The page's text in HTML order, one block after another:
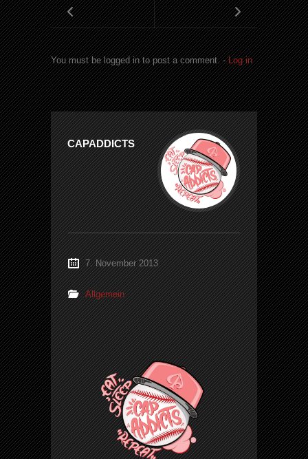
You must be logged in to post a comment. -Log in
CAPADDICTS
7. November 2013
Allgemein